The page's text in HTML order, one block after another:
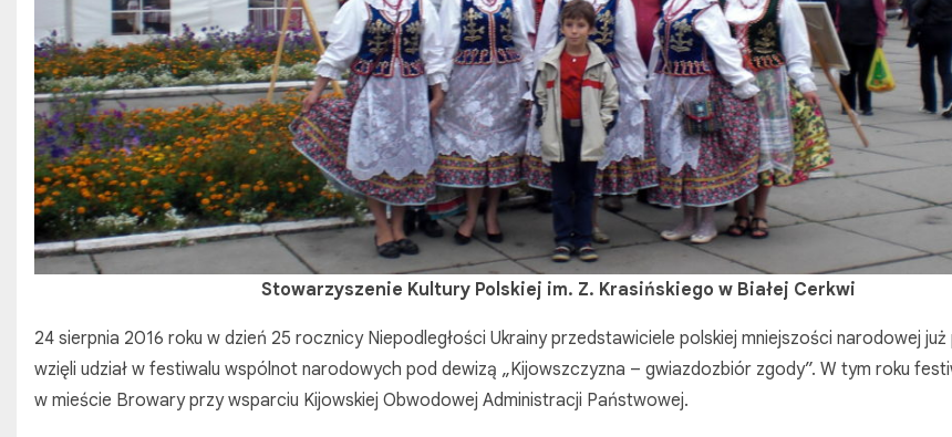
Stowarzyszenie Kultury Polskiej im. Z. Krasińskiego w Białej Cerkwi
24 sierpnia 2016 roku w dzień 25 rocznicy Niepodległości Ukrainy przedstawiciele polskiej mniejszości narodowej
wzięli udział w festiwalu wspólnot narodowych pod dewizą „Kijowszczyzna – gwiazdozbiór zgody”. W tym roku
w mieście Browary przy wsparciu Kijowskiej Obwodowej Administracji Państwowej.